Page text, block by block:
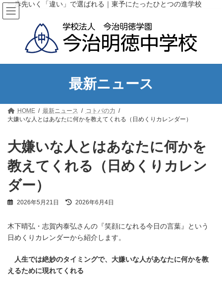
コ
ン
テ
キ
ナ
ビ
ゲ
に
一歩先いく「違い」で選ばれる｜東予にたったひとつの進学校
最新ニュース
HOME 最新ニュース
コトバの力
大嫌いな人とはあなたに何かを教えてくれる（日めくりカレンダー）
大嫌いな人とはあなたに何かを
教えてくれる（日めくりカレン
ダー）
2026年5月21日
最
新
日
2026年6月4日
木下晴弘・志賀内泰弘さんの『笑顔になれる今日の言葉』という
日めくりカレンダーから紹介します。
人生では絶妙のタイミングで、大嫌いな人があなたに何かを教
えるために現れてくれる